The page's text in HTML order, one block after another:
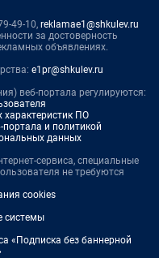
49-10, reklamae1@shkulev.ru
за достоверность
объявлениях.
e1pr@shkulev.ru
веб-портала регулируются:
ПО
и политикой
данных
сервиса, специальные
не требуются
cookies
системы
«Подписка без баннерной